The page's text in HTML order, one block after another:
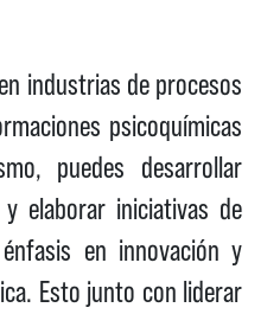
industrias de procesos
psicoquímicas
puedes desarrollar
elaborar iniciativas de
en innovación y
Esto junto con liderar